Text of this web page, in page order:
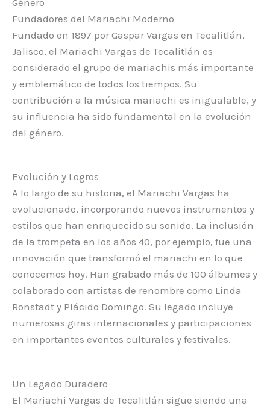
Género
Fundadores del Mariachi Moderno
Fundado en 1897 por Gaspar Vargas en Tecalitlán,
Jalisco, el Mariachi Vargas de Tecalitlán es
considerado el grupo de mariachis más importante
y emblemático de todos los tiempos. Su
contribución a la música mariachi es inigualable, y
su influencia ha sido fundamental en la evolución
del género.
Evolución y Logros
A lo largo de su historia, el Mariachi Vargas ha
evolucionado, incorporando nuevos instrumentos y
estilos que han enriquecido su sonido. La inclusión
de la trompeta en los años 40, por ejemplo, fue una
innovación que transformó el mariachi en lo que
conocemos hoy. Han grabado más de 100 álbumes y
colaborado con artistas de renombre como Linda
Ronstadt y Plácido Domingo. Su legado incluye
numerosas giras internacionales y participaciones
en importantes eventos culturales y festivales.
Un Legado Duradero
El Mariachi Vargas de Tecalitlán sigue siendo una